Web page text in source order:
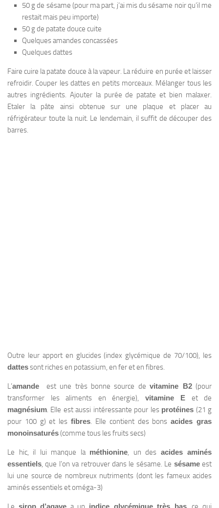
50 g de sésame (pour ma part, j’ai mis du sésame noir qu’il me
restait mais peu importe)
50 g de patate douce cuite
Quelques amandes concassées
Quelques dattes
Faire cuire la patate douce à la vapeur. La réduire en purée et laisser
refroidir. Couper les dattes en petits morceaux. Mélanger tous les
autres ingrédients. Ajouter la purée de patate et bien malaxer.
Etaler la pâte ainsi obtenue sur une plaque et placer au
réfrigérateur toute la nuit. Le lendemain, il suffit de découper des
barres.
Outre leur apport en glucides (index glycémique de 70/100), les
dattessont riches en potassium, en fer et en fibres.
L’amande est une très bonne source devitamine B2(pour
transformer les aliments en énergie), vitamine E et de
magnésium. Elle est aussi intéressante pour les protéines (21 g
pour 100 g) et lesfibres. Elle contient des bonsacides gras
monoinsaturés(comme tous les fruits secs)
Le hic, il lui manque la méthionine, un des acides aminés
essentiels, que l’on va retrouver dans le sésame. Le sésameest
lui une source de nombreux nutriments (dont les fameux acides
aminés essentiels et oméga-3)
sirop d’agave indice glycémique très bas